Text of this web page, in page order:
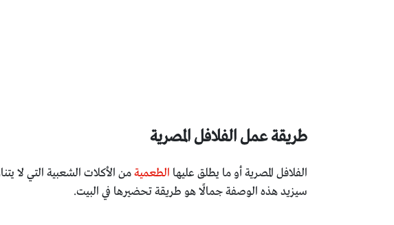
طريقة عمل الفلافل المصرية
الفلافل المصرية أو ما يطلق عليها الطعميةمن الأكلات الشعبية التي لا
سيزيد هذه الوصفة جمالًا هو طريقة تحضيرها في البيت.